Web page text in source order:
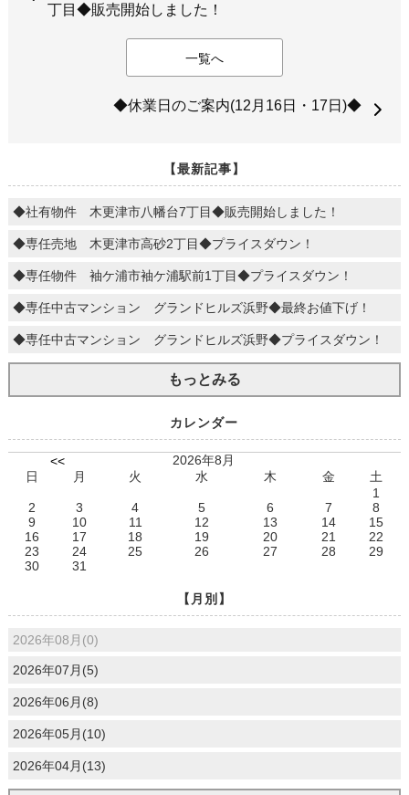
丁目◆販売開始しました！
一覧へ
◆休業日のご案内(12月16日・17日)◆
【最新記事】
◆社有物件 木更津市八幡台7丁目◆販売開始しました！
◆専任売地 木更津市高砂2丁目◆プライスダウン！
◆専任物件 袖ケ浦市袖ケ浦駅前1丁目◆プライスダウン！
◆専任中古マンション グランドヒルズ浜野◆最終お値下げ！
◆専任中古マンション グランドヒルズ浜野◆プライスダウン！
もっとみる
カレンダー
<<
2026年8月
日
月 火 水 木 金
土
1
2
3 4 5 6 7
8
9
10 11 12 13 14
15
16
17 18 19 20 21
22
23
24 25 26 27 28
29
30
31
【月別】
2026年08月(0)
2026年07月(5)
2026年06月(8)
2026年05月(10)
2026年04月(13)